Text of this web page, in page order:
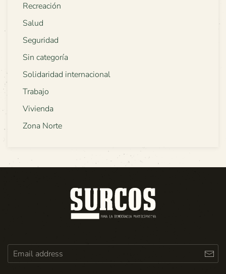
Recreación
Salud
Seguridad
Sin categoría
Solidaridad internacional
Trabajo
Vivienda
Zona Norte